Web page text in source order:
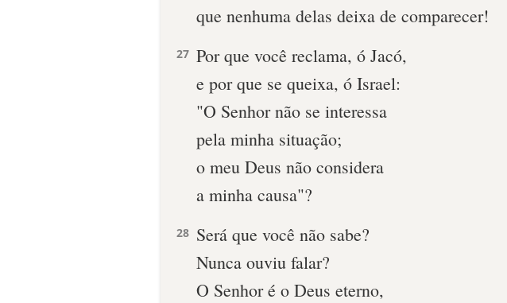
que nenhuma delas deixa de comparecer!
27 Por que você reclama, ó Jacó,
e por que se queixa, ó Israel:
"O Senhor não se interessa
pela minha situação;
o meu Deus não considera
a minha causa"?
28 Será que você não sabe?
Nunca ouviu falar?
O Senhor é o Deus eterno,